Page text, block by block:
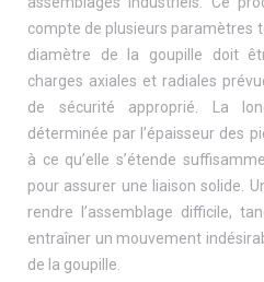
compte de plusieurs paramètres
diamètre de la goupille doit
charges axiales et radiales
de sécurité approprié. La
déterminée par l’épaisseur des
à ce qu’elle s’étende
pour assurer une liaison solide.
rendre l’assemblage difficile,
entraîner un mouvement
de la goupille.